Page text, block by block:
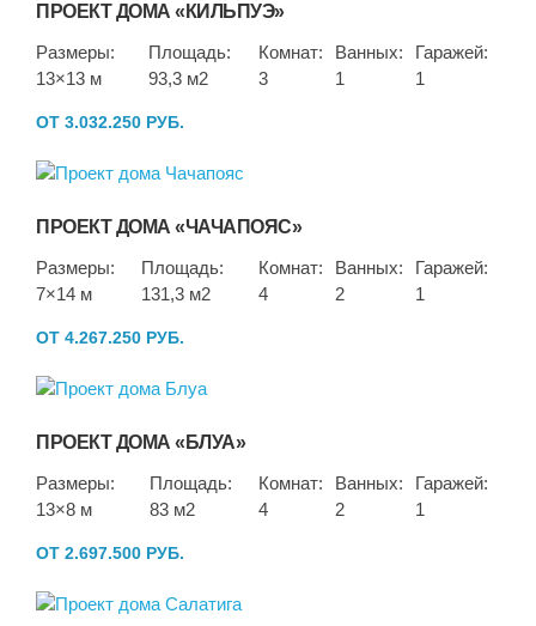
ПРОЕКТ ДОМА «КИЛЬПУЭ»
Размеры:
13×13 м
Площадь:
93,3 м2
Комнат:
3
Ванных:
1
Гаражей:
1
ОТ 3.032.250 РУБ.
ПРОЕКТ ДОМА «ЧАЧАПОЯС»
Размеры:
7×14 м
Площадь:
131,3 м2
Комнат:
4
Ванных:
2
Гаражей:
1
ОТ 4.267.250 РУБ.
ПРОЕКТ ДОМА «БЛУА»
Размеры:
13×8 м
Площадь:
83 м2
Комнат:
4
Ванных:
2
Гаражей:
1
ОТ 2.697.500 РУБ.